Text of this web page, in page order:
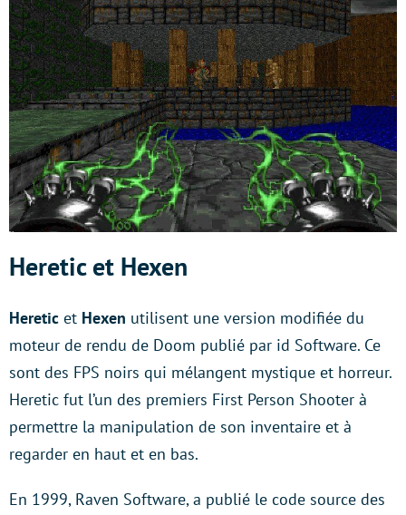
Heretic et Hexen
Heretic et Hexen utilisent une version modifiée du
moteur de rendu de Doom publié par id Software. Ce
sont des FPS noirs qui mélangent mystique et horreur.
Heretic fut l’un des premiers First Person Shooter à
permettre la manipulation de son inventaire et à
regarder en haut et en bas.
En 1999, Raven Software, a publié le code source des